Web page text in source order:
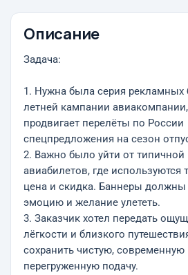
Описание
Задача:
1. Нужна была серия
летней кампании
продвигает перелёты по
спецпредложения на сезон
2. Важно было уйти от
авиабилетов, где используются
цена и скидка. Баннеры
эмоцию и желание улететь.
3. Заказчик хотел передать
лёгкости и близкого
сохранить чистую, современную
перегруженную подачу.